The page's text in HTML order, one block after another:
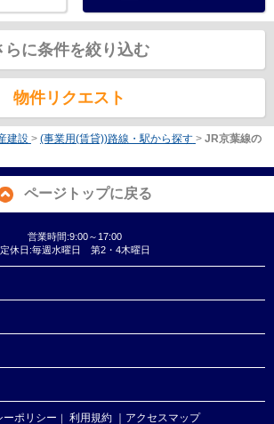
らに条件を絞り込む
物件リクエスト
建設 > (事業用(賃貸))路線・駅から探す > JR京葉線の
ページトップに戻る
営業時間:9:00～17:00
定休日:毎週水曜日 第2・4木曜日
ーポリシー ｜ 利用規約 ｜アクセスマップ